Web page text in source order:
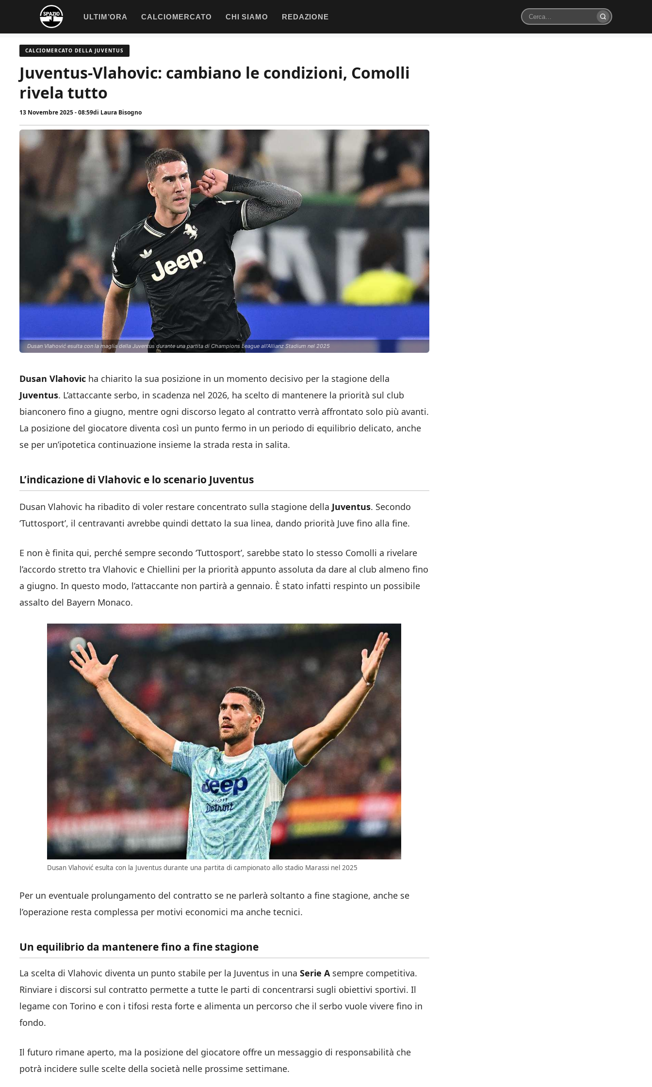
contenuto
ULTIM’ORA CALCIOMERCATO CHI SIAMO REDAZIONE
Cerca
CALCIOMERCATO DELLA JUVENTUS
Juventus-Vlahovic: cambiano le condizioni, Comolli
rivela tutto
13 Novembre 2025 - 08:59di Laura Bisogno
Dusan Vlahović esulta con la maglia della Juventus durante una partita di Champions League all'Allianz Stadium nel 2025
Dusan Vlahovic ha chiarito la sua posizione in un momento decisivo per la stagione della
Juventus. L’attaccante serbo, in scadenza nel 2026, ha scelto di mantenere la priorità sul club
bianconero fino a giugno, mentre ogni discorso legato al contratto verrà affrontato solo più avanti.
La posizione del giocatore diventa così un punto fermo in un periodo di equilibrio delicato, anche
se per un’ipotetica continuazione insieme la strada resta in salita.
L’indicazione di Vlahovic e lo scenario Juventus
Dusan Vlahovic ha ribadito di voler restare concentrato sulla stagione della Juventus. Secondo
‘Tuttosport’, il centravanti avrebbe quindi dettato la sua linea, dando priorità Juve fino alla fine.
E non è finita qui, perché sempre secondo ‘Tuttosport’, sarebbe stato lo stesso Comolli a rivelare
l’accordo stretto tra Vlahovic e Chiellini per la priorità appunto assoluta da dare al club almeno fino
a giugno. In questo modo, l’attaccante non partirà a gennaio. È stato infatti respinto un possibile
assalto del Bayern Monaco.
Dusan Vlahović esulta con la Juventus durante una partita di campionato allo stadio Marassi nel 2025
Per un eventuale prolungamento del contratto se ne parlerà soltanto a fine stagione, anche se
l’operazione resta complessa per motivi economici ma anche tecnici.
Un equilibrio da mantenere fino a fine stagione
La scelta di Vlahovic diventa un punto stabile per la Juventus in una Serie Asempre competitiva.
Rinviare i discorsi sul contratto permette a tutte le parti di concentrarsi sugli obiettivi sportivi. Il
legame con Torino e con i tifosi resta forte e alimenta un percorso che il serbo vuole vivere fino in
fondo.
Il futuro rimane aperto, ma la posizione del giocatore offre un messaggio di responsabilità che
potrà incidere sulle scelte della società nelle prossime settimane.